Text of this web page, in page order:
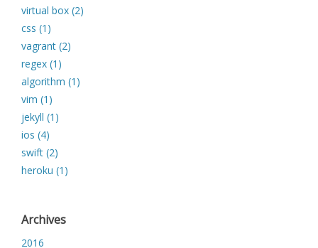
virtual box (2)
css (1)
vagrant (2)
regex (1)
algorithm (1)
vim (1)
jekyll (1)
ios (4)
swift (2)
heroku (1)
Archives
2016